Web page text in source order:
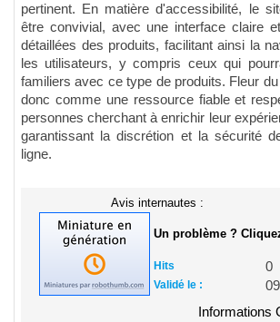
pertinent. En matière d'accessibilité, le
être convivial, avec une interface claire
détaillées des produits, facilitant ainsi la
les utilisateurs, y compris ceux qui
familiers avec ce type de produits. Fleur
donc comme une ressource fiable et
personnes cherchant à enrichir leur
garantissant la discrétion et la sécurité
ligne.
Avis internautes :
Un problème ?
Hits 0
Validé le :
Informations